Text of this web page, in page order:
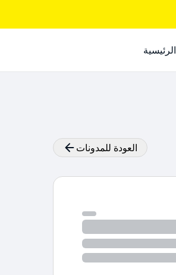
الرئيسية
العودة للمدونات